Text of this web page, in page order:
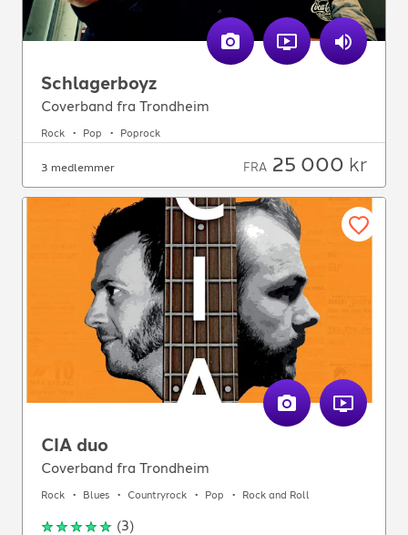
Schlagerboyz
Coverband fra Trondheim
Rock Pop Poprock
3 medlemmer FRA 25 000 kr
CIA duo
Coverband fra Trondheim
Rock Blues Countryrock Pop Rock and Roll
(3)